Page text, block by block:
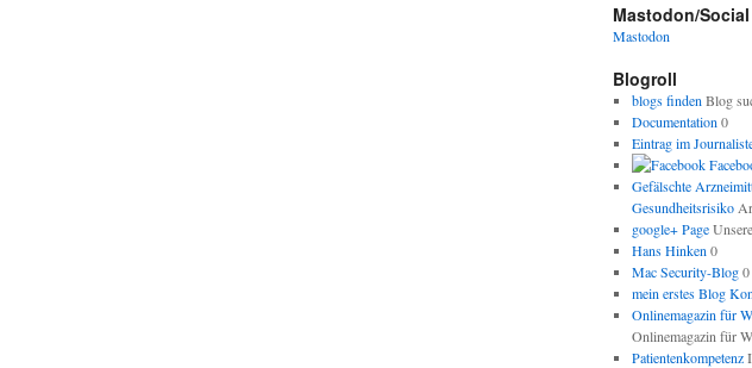
Mastodon/Social
Mastodon
Blogroll
blogs finden Blog
Documentation 0
Eintrag im
Gefälschte
Gesundheitsrisiko
google+ Page
Hans Hinken 0
Mac Security-Blog0
mein erstes Blog
Onlinemagazin für
Onlinemagazin für
Patientenkompetenz